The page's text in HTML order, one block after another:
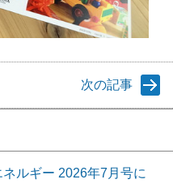
次の記事
ネルギー 2026年7月号に